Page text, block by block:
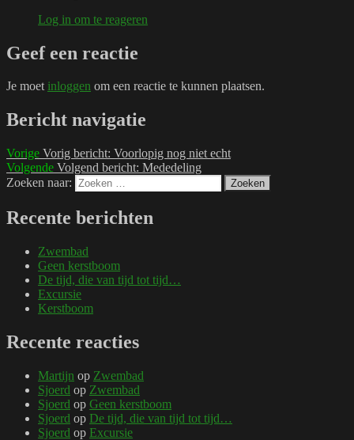
Log in om te reageren
Geef een reactie
Je moetinloggen om een reactie te kunnen plaatsen.
Bericht navigatie
Vorige Vorig bericht: Voorlopig nog niet echt
Volgende Volgend bericht: Mededeling
Zoeken naar:
Zoeken
Recente berichten
Zwembad
Geen kerstboom
De tijd, die van tijd tot tijd…
Excursie
Kerstboom
Recente reacties
Martijn op Zwembad
Sjoerd op Zwembad
Sjoerd op Geen kerstboom
Sjoerd op De tijd, die van tijd tot tijd…
Sjoerd op Excursie